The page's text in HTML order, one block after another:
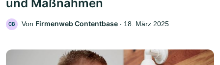
und Maßnahmen
CB Von Firmenweb Contentbase ‧ 18. März 2025